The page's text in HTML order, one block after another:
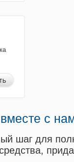
с
шаг для